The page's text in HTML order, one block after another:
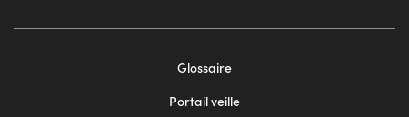
Glossaire
Portail veille